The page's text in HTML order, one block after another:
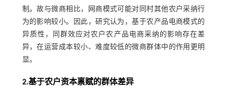
制。故与微商相比，网商模式可能对同村其他农户采纳行
为的影响较小。因此，研究认为，基于农产品电商模式的
异质性，同群效应对农户农产品电商采纳的影响存在差
异，在运营成本较小、难度较低的微商群体中的作用更明
显。
2.基于农户资本禀赋的群体差异